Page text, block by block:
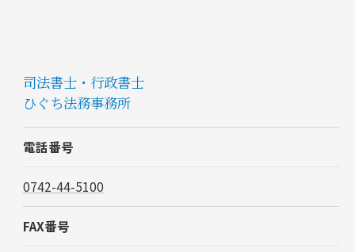
司法書士・行政書士
ひぐち法務事務所
電話番号
0742-44-5100
FAX番号